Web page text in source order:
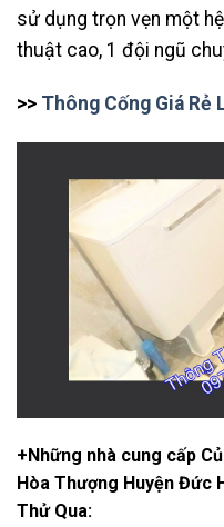
sử dụng trọn vẹn một
thuật cao, 1 đội ngũ
>> Thông Cống Giá Rẻ
+Những nhà cung cấp
Hòa Thượng Huyện Đức
Thử Qua: